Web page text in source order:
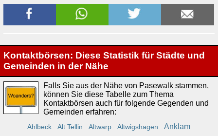
Kontaktbörsen: Diese Statistik für Städte und
Gemeinden in der Nähe
Falls Sie aus der Nähe von Pasewalk stammen,
können Sie diese Tabelle zum Thema
Kontaktbörsen auch für folgende Gegenden und
Gemeinden erfahren:
Ahlbeck Alt Tellin Altwarp Altwigshagen Anklam